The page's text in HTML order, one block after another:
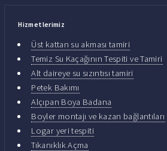
Hizmetlerimiz
Üst kattan su akması tamiri
Temiz Su Kaçağının Tespiti ve Tamiri
Alt daireye su sızıntısı tamiri
Petek Bakımı
Alçıpan Boya Badana
Boyler montajı ve kazan bağlantıları
Logar yeri tespiti
Tıkanıklık Açma